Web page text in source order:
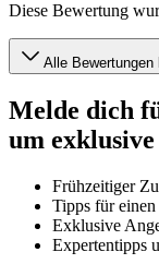
Diese Bewertung
Alle Bewertungen
Melde dich
um
Frühzeitiger
Tipps für einen
Exklusive
Expertentipps